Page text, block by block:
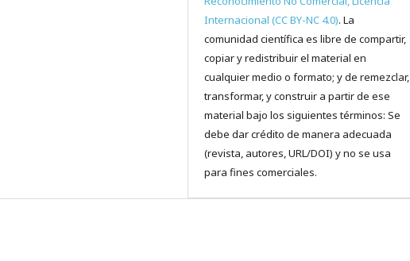
Internacional (CC BY-NC 4.0). La
comunidad científica es libre de compartir,
copiar y redistribuir el material en
cualquier medio o formato; y de remezclar,
transformar, y construir a partir de ese
material bajo los siguientes términos: Se
debe dar crédito de manera adecuada
(revista, autores, URL/DOI) y no se usa
para fines comerciales.